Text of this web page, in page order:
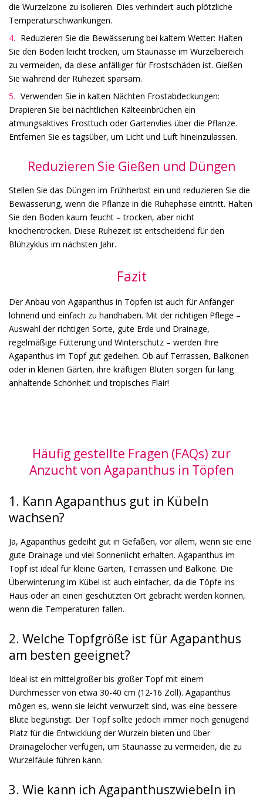
die Wurzelzone zu isolieren. Dies verhindert auch plötzliche
Temperaturschwankungen.
Reduzieren Sie die Bewässerung bei kaltem Wetter: Halten
Sie den Boden leicht trocken, um Staunässe im Wurzelbereich
zu vermeiden, da diese anfälliger für Frostschäden ist. Gießen
Sie während der Ruhezeit sparsam.
Verwenden Sie in kalten Nächten Frostabdeckungen:
Drapieren Sie bei nächtlichen Kälteeinbrüchen ein
atmungsaktives Frosttuch oder Gartenvlies über die Pflanze.
Entfernen Sie es tagsüber, um Licht und Luft hineinzulassen.
Reduzieren Sie Gießen und Düngen
Stellen Sie das Düngen im Frühherbst ein und reduzieren Sie die
Bewässerung, wenn die Pflanze in die Ruhephase eintritt. Halten
Sie den Boden kaum feucht – trocken, aber nicht
knochentrocken. Diese Ruhezeit ist entscheidend für den
Blühzyklus im nächsten Jahr.
Fazit
Der Anbau von Agapanthus in Töpfen ist auch für Anfänger
lohnend und einfach zu handhaben. Mit der richtigen Pflege –
Auswahl der richtigen Sorte, gute Erde und Drainage,
regelmäßige Fütterung und Winterschutz – werden Ihre
Agapanthus im Topf gut gedeihen. Ob auf Terrassen, Balkonen
oder in kleinen Gärten, ihre kräftigen Blüten sorgen für lang
anhaltende Schönheit und tropisches Flair!
Häufig gestellte Fragen (FAQs) zur
Anzucht von Agapanthus in Töpfen
1. Kann Agapanthus gut in Kübeln
wachsen?
Ja, Agapanthus gedeiht gut in Gefäßen, vor allem, wenn sie eine
gute Drainage und viel Sonnenlicht erhalten. Agapanthus im
Topf ist ideal für kleine Gärten, Terrassen und Balkone. Die
Überwinterung im Kübel ist auch einfacher, da die Töpfe ins
Haus oder an einen geschützten Ort gebracht werden können,
wenn die Temperaturen fallen.
2. Welche Topfgröße ist für Agapanthus
am besten geeignet?
Ideal ist ein mittelgroßer bis großer Topf mit einem
Durchmesser von etwa 30-40 cm (12-16 Zoll). Agapanthus
mögen es, wenn sie leicht verwurzelt sind, was eine bessere
Blüte begünstigt. Der Topf sollte jedoch immer noch genügend
Platz für die Entwicklung der Wurzeln bieten und über
Drainagelöcher verfügen, um Staunässe zu vermeiden, die zu
Wurzelfäule führen kann.
3. Wie kann ich Agapanthuszwiebeln in